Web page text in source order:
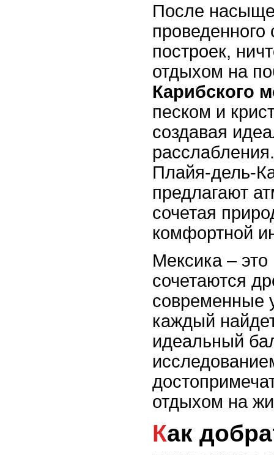
После
проведенного
построек,
отдыхом на
Карибского
песком и
создавая
Плайя-дель-
предлагают
сочетая
комфортной
Мексика – это
сочетаются
современные
каждый
идеальный
отдыхом на
Как добраться до